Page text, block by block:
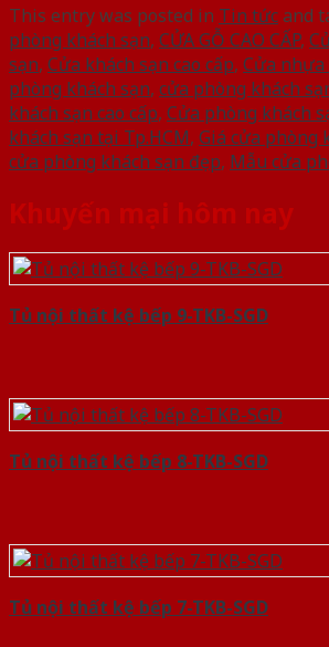
This entry was posted in Tin tứcand
phòng khách sạn, CỬA GỖ CAO CẤP,
sạn, Cửa khách sạn cao cấp, Cửa nhựa
phòng khách sạn, cửa phòng khách
khách sạn cao cấp, Cửa phòng khách
khách sạn tại Tp.HCM, Giá cửa phòng
cửa phòng khách sạn đẹp, Mẫu cửa
Khuyến mại hôm nay
Tủ nội thất kệ bếp 9-TKB-SGD
Tủ nội thất kệ bếp 8-TKB-SGD
Tủ nội thất kệ bếp 7-TKB-SGD